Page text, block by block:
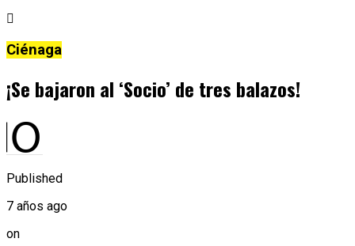
Ciénaga
¡Se bajaron al ‘Socio’ de tres balazos!
Published
7 años ago
on